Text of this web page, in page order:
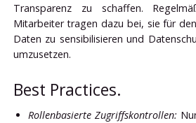
Transparenz zu schaffen.
Mitarbeiter tragen dazu bei, sie für
Daten zu sensibilisieren und
umzusetzen.
Best Practices.
Rollenbasierte Zugriffskontrollen: